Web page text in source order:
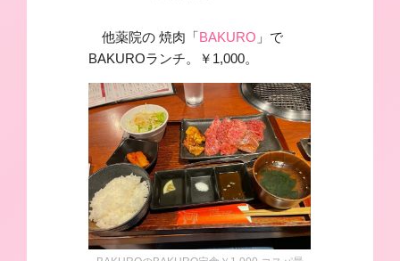
他薬院の 焼肉「BAKURO 」で
BAKUROランチ。￥1,000。